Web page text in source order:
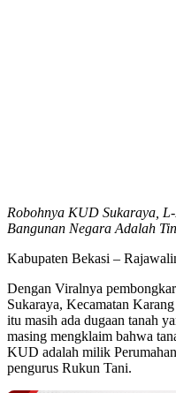
Robohnya KUD Sukaraya,
Bangunan Negara Adalah
Kabupaten Bekasi –
Dengan Viralnya
Sukaraya, Kecamatan
itu masih ada dugaan tanah
masing mengklaim bahwa
KUD adalah milik
pengurus Rukun Tani.